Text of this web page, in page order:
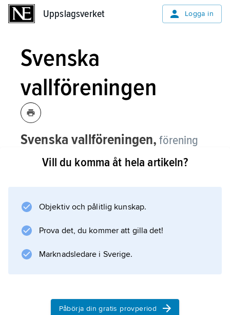
Uppslagsverket Logga in
Svenska
vallföreningen
Svenska vallföreningen, förening
för rationell vallodling, bildad 1962 som
fortsättning av Svenska Vall- och
Verksamheten lades ner 1971 men
Svenska vallföreningen för bättre grovfoder
med uppgift att generellt främja och stödja
Vill du komma åt hela artikeln?
Objektiv och pålitlig kunskap.
Prova det, du kommer att gilla det!
Marknadsledare i Sverige.
Påbörja din gratis provperiod